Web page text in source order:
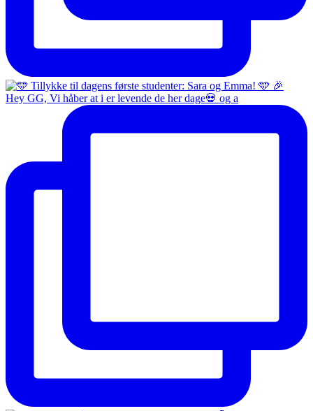
Hey GG, Vi håber at i er levende de her dage💀 og a